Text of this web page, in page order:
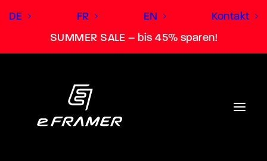
SUMMER SALE – bis 45% sparen!
DE FR EN Kontakt